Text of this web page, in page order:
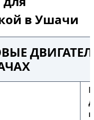
в Ушачи